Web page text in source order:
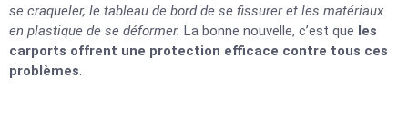
se craqueler, le tableau de bord de se fissurer et les matériaux
en plastique de se déformer. La bonne nouvelle, c’est que les
carports offrent une protection efficace contre tous ces
problèmes.